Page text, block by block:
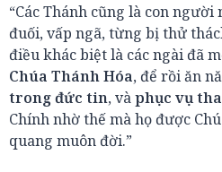
“Các Thánh cũng là con
đuối, vấp ngã, từng bị thử
điều khác biệt là các ngài đã
Chúa Thánh Hóa, để rồi ăn
trong đức tin, vàphục vụ
Chính nhờ thế mà họ được
quang muôn đời.”